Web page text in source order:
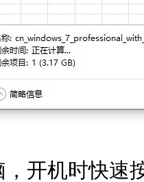
开机时快速